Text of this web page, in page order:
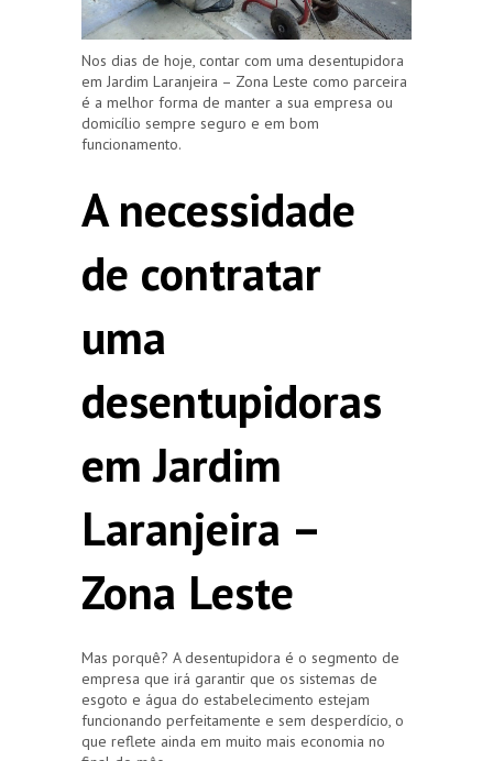
Nos dias de hoje, contar com uma desentupidora
em Jardim Laranjeira – Zona Leste como parceira
é a melhor forma de manter a sua empresa ou
domicílio sempre seguro e em bom
funcionamento.
A necessidade
de contratar
uma
desentupidoras
em Jardim
Laranjeira –
Zona Leste
Mas porquê? A desentupidora é o segmento de
empresa que irá garantir que os sistemas de
esgoto e água do estabelecimento estejam
funcionando perfeitamente e sem desperdício, o
que reflete ainda em muito mais economia no